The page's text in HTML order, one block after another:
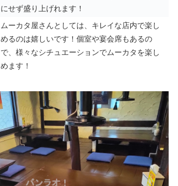
にせず盛り上げれます！
ムーカタ屋さんとしては、キレイな店内で楽し
めるのは嬉しいです！個室や宴会席もあるの
で、様々なシチュエーションでムーカタを楽し
めます！